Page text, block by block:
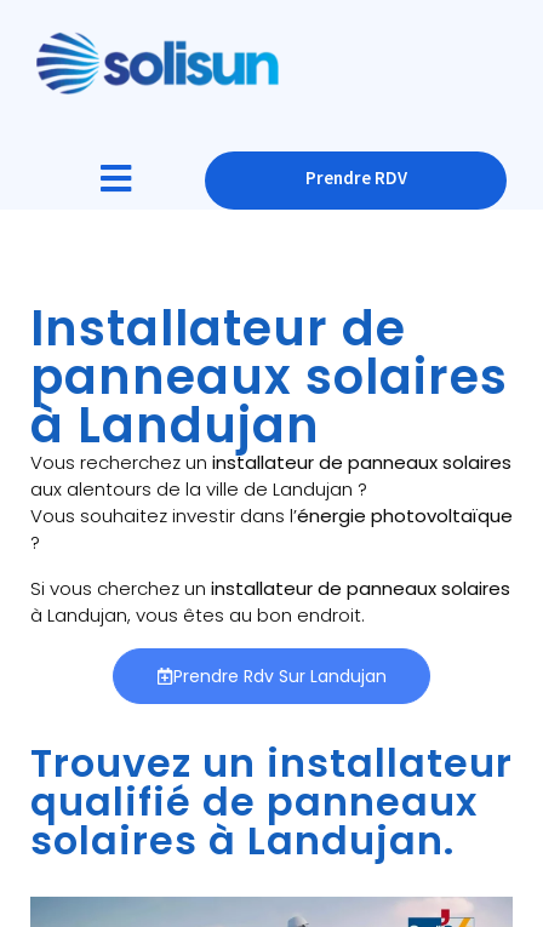
Prendre RDV
Installateur de
panneaux solaires
à Landujan
Vous recherchez un installateur de panneaux solaires
aux alentours de la ville de Landujan ?
Vous souhaitez investir dans l’énergie photovoltaïque
?
Si vous cherchez un installateur de panneaux solaires
à Landujan, vous êtes au bon endroit.
Prendre Rdv Sur Landujan
Trouvez un installateur
qualifié de panneaux
solaires à Landujan.